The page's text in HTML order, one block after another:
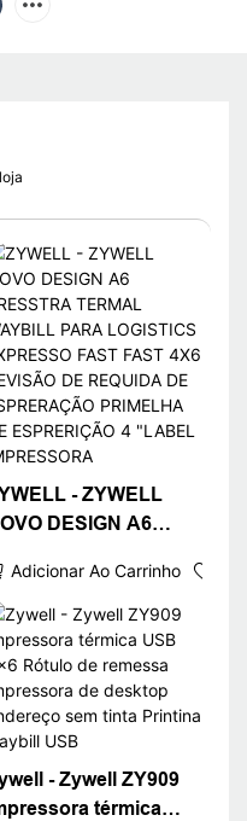
- ZYWELL
DESIGN A6
PARA
EXPRESSO
FAST 4X6
DE REQUIDA
ESPRERAÇÃO
DE
4
IMPRESSORA
Adicionar Ao Carrinho
- Zywell ZY909
térmica